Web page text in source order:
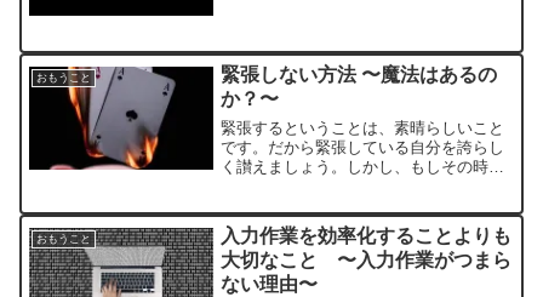
らないことではないでしょうか？身近な
ところにも、人によって態度が変わる人
っていませんか？
おもうこと
緊張しない方法 〜魔法はあるの
か？〜
緊張するということは、素晴らしいこと
です。だから緊張している自分を誇らし
く讃えましょう。しかし、もしその時に
不足です。次回はもっと準備をしましょ
う。
おもうこと
入力作業を効率化することよりも
大切なこと 〜入力作業がつまら
ない理由〜